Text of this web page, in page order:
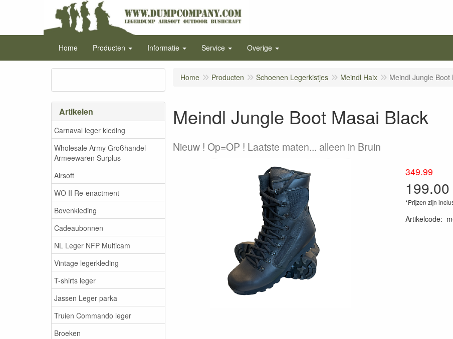
Home Producten Informatie Service Overige
Artikelen
Carnaval leger kleding
Wholesale Army Großhandel
Armeewaren Surplus
Airsoft
WO II Re-enactment
Bovenkleding
Cadeaubonnen
NL Leger NFP Multicam
Vintage legerkleding
T-shirts leger
Jassen Leger parka
Truien Commando leger
Broeken
Home Producten Schoenen Legerkistjes Meindl Haix Meindl Jungle Boot
Meindl Jungle Boot Masai Black
Nieuw ! Op=OP ! Laatste maten... alleen in Bruin
349.99
199.00
*Prijzen zijn
Artikelcode: